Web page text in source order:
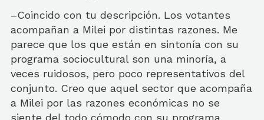
–Coincido con tu descripción. Los votantes
acompañan a Milei por distintas razones. Me
parece que los que están en sintonía con su
programa sociocultural son una minoría, a
veces ruidosos, pero poco representativos del
conjunto. Creo que aquel sector que acompaña
a Milei por las razones económicas no se
siente del todo cómodo con su programa